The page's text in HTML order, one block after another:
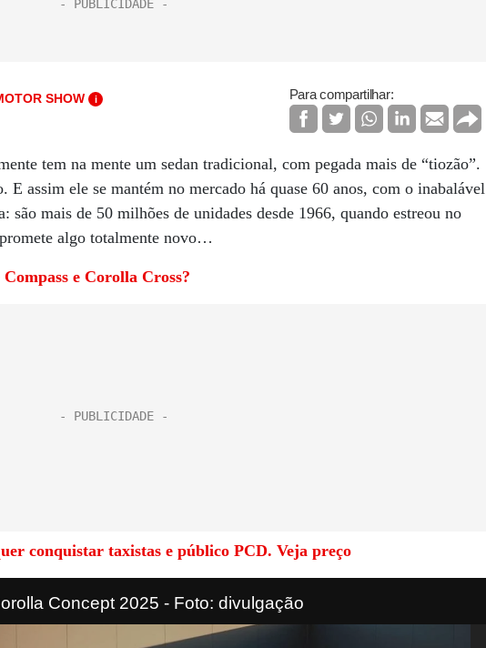
SHOW i Para compartilhar:
tem na mente um sedan tradicional, com pegada mais de “tiozão”.
E assim ele se mantém no mercado há quase 60 anos, com o inabalável
mais de 50 milhões de unidades desde 1966, quando estreou no
algo totalmente novo…
e Corolla Cross?
conquistar taxistas e público PCD. Veja preço
Concept 2025 - Foto: divulgação